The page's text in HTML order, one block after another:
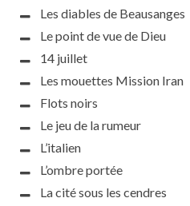
Les diables de Beausanges
Le point de vue de Dieu
14 juillet
Les mouettes Mission Iran
Flots noirs
Le jeu de la rumeur
L’italien
L’ombre portée
La cité sous les cendres